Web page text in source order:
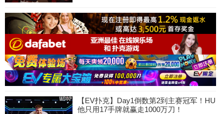
【EV扑克】Day1倒数第2到主赛冠军！HU
他只用17手牌就赢走1000万刀！